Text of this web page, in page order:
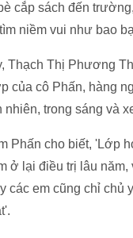
cắp sách đến
niềm vui như bao
Thạch Thị Phương
của cô Phấn, hàng
trong sáng và
Phấn cho biết, 'Lớp
ở lại điều trị lâu
các em cũng chỉ chủ